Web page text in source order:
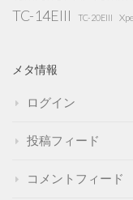
TC-14EIII TC-20EIII
メタ情報
ログイン
投稿フィード
コメントフィード